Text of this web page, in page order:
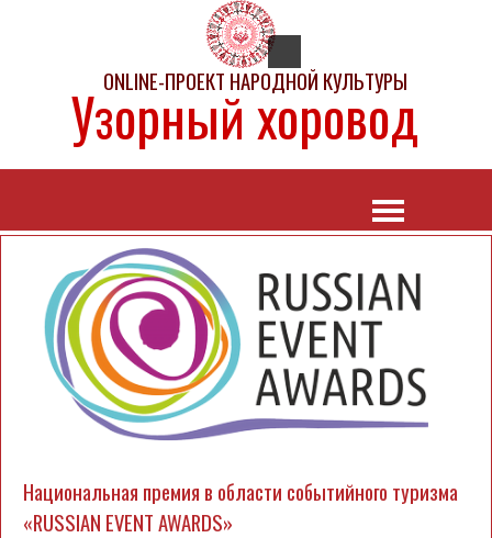
Узорный хоровод
ONLINE-ПРОЕКТ НАРОДНОЙ КУЛЬТУРЫ
Национальная премия в области событийного туризма
«RUSSIAN EVENT AWARDS»